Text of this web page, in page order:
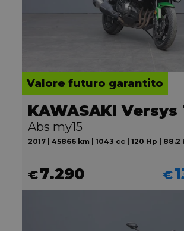
Valore futuro garantito
Abs my15
2017 | 45866 km | 1043 cc | 120 Hp | 88.2
€7.290 €